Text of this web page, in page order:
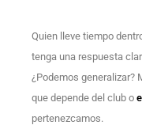
Quien lleve tiempo
tenga una respuesta
¿Podemos generalizar?
que depende del club o
pertenezcamos.